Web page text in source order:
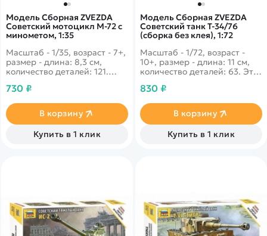
Модель Сборная ZVEZDA
Советский мотоцикл М-72 с
минометом, 1:35
Масштаб - 1/35, возраст - 7+,
размер - длина: 8,3 см,
количество деталей: 121.
модификации с миномётом
настоящий ужас у врагов
нашей армии. Великолепная
детализация!
730 ₽
В корзину
Купить в 1 клик
Модель Сборная ZVEZDA
Советский танк Т-34/76
(сборка без клея), 1:72
Масштаб - 1/72, возраст -
10+, размер - длина: 11 см,
количество деталей: 63. Этот
представлении.
огневой мощью надолго
оставил свой след в истории
в годы Великой
Отечественной.
830 ₽
В корзину
Купить в 1 клик